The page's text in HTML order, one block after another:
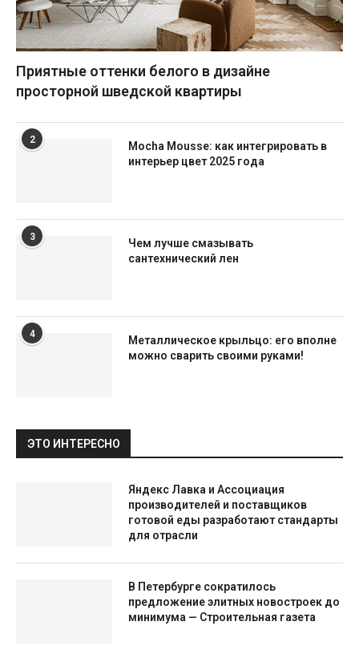
Приятные оттенки белого в дизайне
просторной шведской квартиры
2
Mocha Mousse: как интегрировать в
интерьер цвет 2025 года
3
Чем лучше смазывать
сантехнический лен
4
Металлическое крыльцо: его вполне
можно сварить своими руками!
ЭТО ИНТЕРЕСНО
Яндекс Лавка и Ассоциация
производителей и поставщиков
готовой еды разработают стандарты
для отрасли
В Петербурге сократилось
предложение элитных новостроек до
минимума — Строительная газета